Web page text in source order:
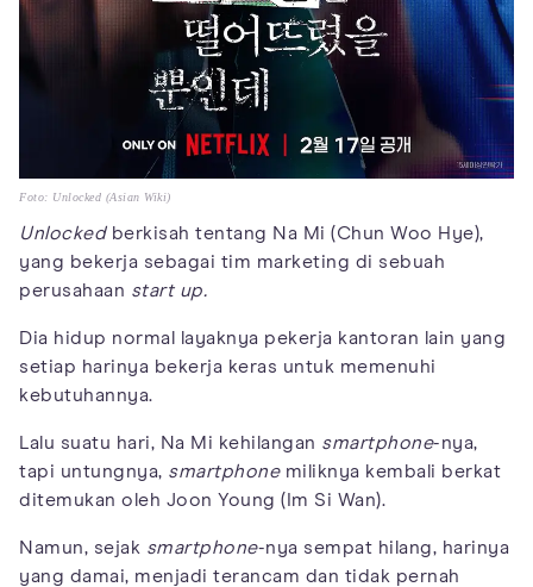
Foto: Unlocked (Asian Wiki)
Unlockedberkisah tentang Na Mi (Chun Woo Hye),
yang bekerja sebagai tim marketing di sebuah
perusahaan start up.
Dia hidup normal layaknya pekerja kantoran lain yang
setiap harinya bekerja keras untuk memenuhi
kebutuhannya.
Lalu suatu hari, Na Mi kehilangan smartphone-nya,
tapi untungnya, smartphonemiliknya kembali berkat
ditemukan oleh Joon Young (Im Si Wan).
Namun, sejak smartphone-nya sempat hilang, harinya
yang damai, menjadi terancam dan tidak pernah